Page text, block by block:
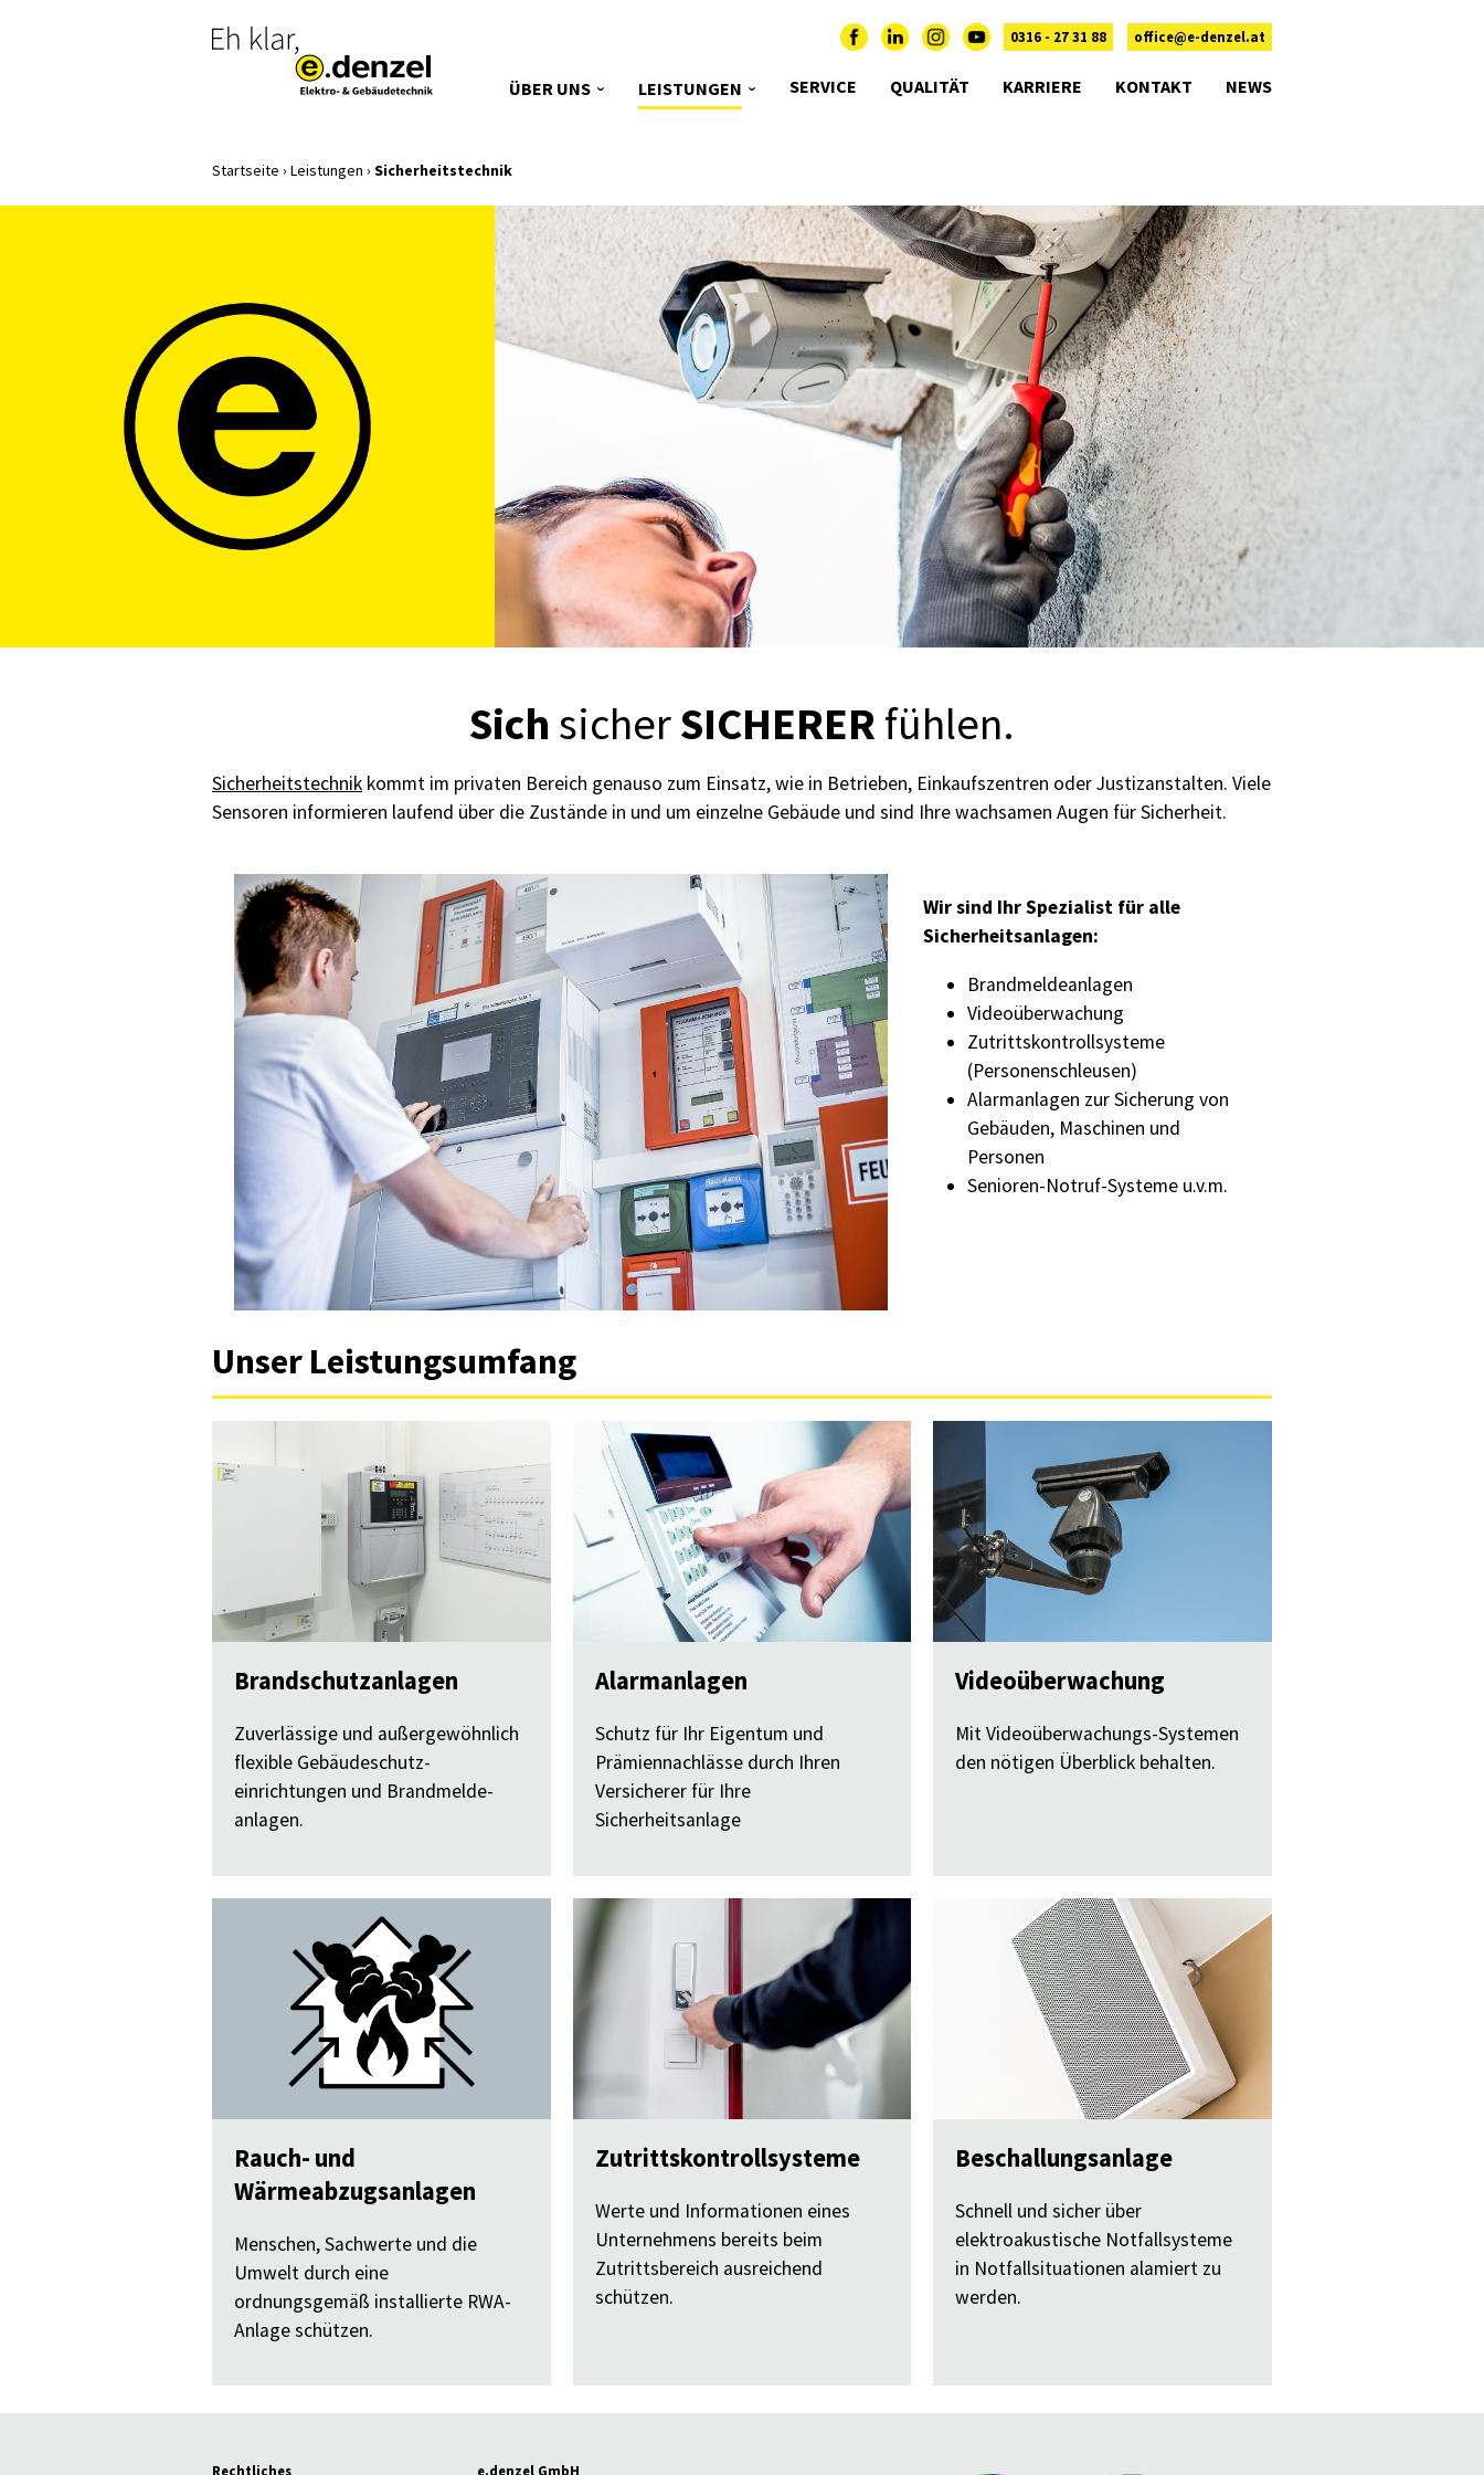
0316 - 27 31 88 office@e-denzel.at
ÜBER UNS LEISTUNGEN SERVICE QUALITÄT KARRIERE KONTAKT NEWS
Startseite › Leistungen › Sicherheitstechnik
Sich sicherSICHERERfühlen.
Sicherheitstechnik kommt im privaten Bereich genauso zum Einsatz, wie in Betrieben, Einkaufszentren oder Justizanstalten. Viele
Sensoren informieren laufend über die Zustände in und um einzelne Gebäude und sind Ihre wachsamen Augen für Sicherheit.
Wir sind Ihr Spezialist für alle
Sicherheitsanlagen:
Brandmeldeanlagen
Videoüberwachung
Zutrittskontrollsysteme
(Personenschleusen)
Alarmanlagen zur Sicherung von
Gebäuden, Maschinen und
Personen
Senioren-Notruf-Systeme u.v.m.
Unser Leistungsumfang
Brandschutzanlagen
Zuverlässige und außergewöhnlich
flexible Gebäudeschutz-
einrichtungen und Brandmelde-
anlagen.
Alarmanlagen
Schutz für Ihr Eigentum und
Prämiennachlässe durch Ihren
Versicherer für Ihre
Sicherheitsanlage
Videoüberwachung
Mit Videoüberwachungs-Systemen
den nötigen Überblick behalten.
Rauch- und
Wärmeabzugsanlagen
Menschen, Sachwerte und die
Umwelt durch eine
ordnungsgemäß installierte RWA-
Anlage schützen.
Zutrittskontrollsysteme
Werte und Informationen eines
Unternehmens bereits beim
Zutrittsbereich ausreichend
schützen.
Beschallungsanlage
Schnell und sicher über
elektroakustische Notfallsysteme
in Notfallsituationen alamiert zu
werden.
Rechtliches e.denzel GmbH